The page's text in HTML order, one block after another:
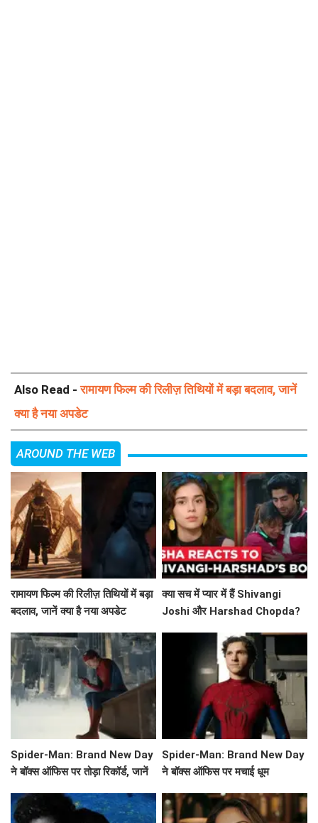
Also Read -रामायण फिल्म की रिलीज़ तिथियों में बड़ा बदलाव, जानें
क्या है नया अपडेट
AROUND THE WEB
रामायण फिल्म की रिलीज़ तिथियों में बड़ा
बदलाव, जानें क्या है नया अपडेट
क्या सच में प्यार में हैं Shivangi
Joshi और Harshad Chopda?
Spider-Man: Brand New Day
ने बॉक्स ऑफिस पर तोड़ा रिकॉर्ड, जानें
Spider-Man: Brand New Day
ने बॉक्स ऑफिस पर मचाई धूम